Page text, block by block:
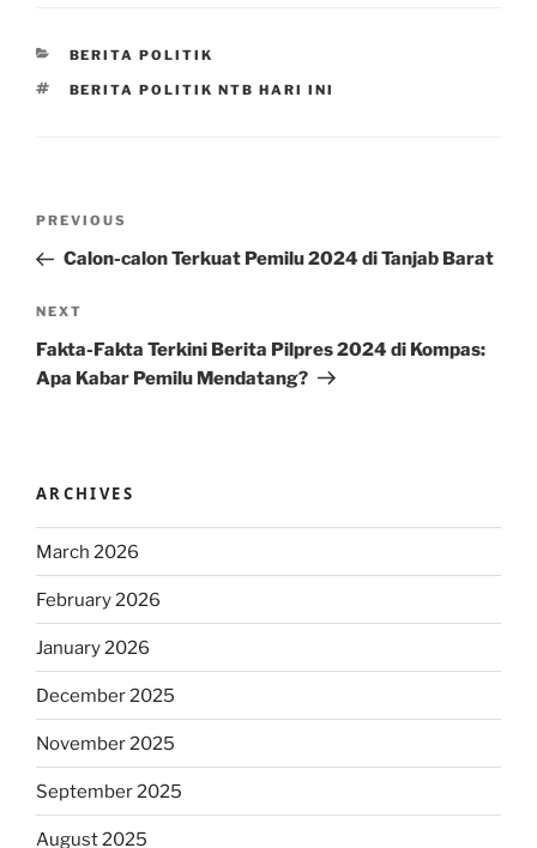
CATEGORIES
BERITA POLITIK
TAGS
BERITA POLITIK NTB HARI INI
Previous
Post
PREVIOUS
Calon-calon Terkuat Pemilu 2024 di Tanjab Barat
Next
Post
NEXT
Fakta-Fakta Terkini Berita Pilpres 2024 di Kompas:
Apa Kabar Pemilu Mendatang?
ARCHIVES
March 2026
February 2026
January 2026
December 2025
November 2025
September 2025
August 2025